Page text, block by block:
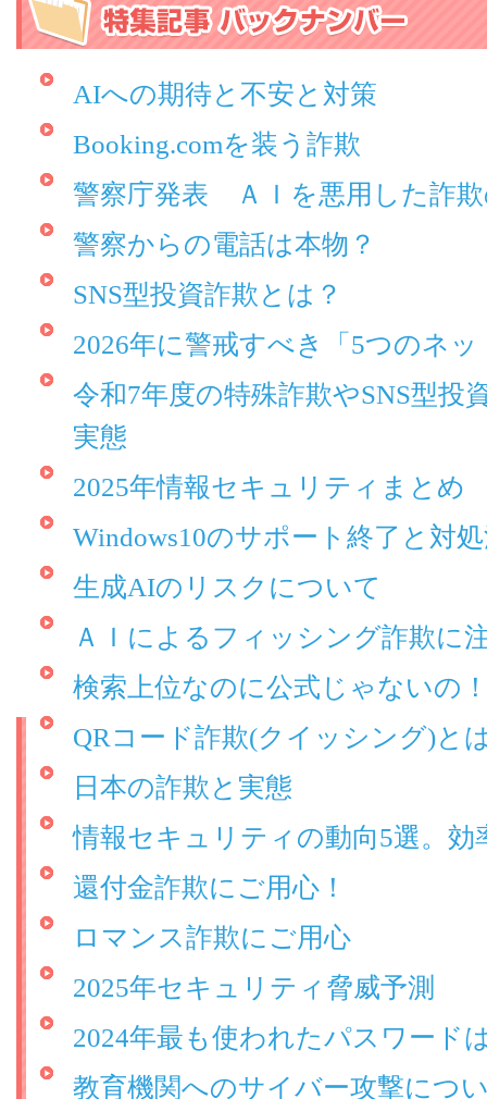
AIへの期待と不安と対策
Booking.comを装う詐欺
警察庁発表 ＡＩを悪用した詐
警察からの電話は本物？
SNS型投資詐欺とは？
2026年に警戒すべき「5つのネッ
令和7年度の特殊詐欺やSNS型投
実態
2025年情報セキュリティまとめ
Windows10のサポート終了と対
生成AIのリスクについて
ＡＩによるフィッシング詐欺に
検索上位なのに公式じゃないの
QRコード詐欺(クイッシング)と
日本の詐欺と実態
情報セキュリティの動向5選。効
還付金詐欺にご用心！
ロマンス詐欺にご用心
2025年セキュリティ脅威予測
2024年最も使われたパスワード
教育機関へのサイバー攻撃につ